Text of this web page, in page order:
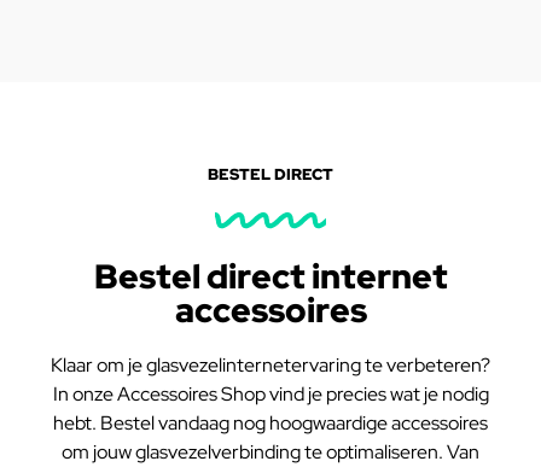
BESTEL DIRECT
Bestel direct internet
accessoires
Klaar om je glasvezelinternetervaring te verbeteren?
In onze Accessoires Shop vind je precies wat je nodig
hebt. Bestel vandaag nog hoogwaardige accessoires
om jouw glasvezelverbinding te optimaliseren. Van